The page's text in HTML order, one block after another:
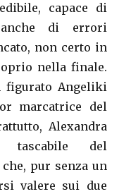
capace di
di errori
non certo in
nella finale.
figurato Angeliki
marcatrice del
Alexandra
tascabile del
pur senza un
valere sui due